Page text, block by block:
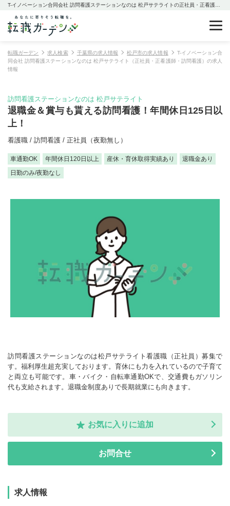
転職ガーデン 求人検索 千葉県の求人情報 松戸市の求人情報
T-イノベーション合
同会社 訪問看護ステーションなのは 松戸サテライト（正社員・正看護師・訪問看護）の求人
情報
訪問看護ステーションなのは 松戸サテライト
退職金＆賞与も貰える訪問看護！年間休日125日以
上！
看護職 / 訪問看護 / 正社員（夜勤無し）
車通勤OK 年間休日120日以上 産休・育休取得実績あり
退職金あり
日勤のみ/夜勤なし
訪問看護ステーションなのは松戸サテライト看護職（正社員）募集で
す。福利厚生超充実しております。育休にも力を入れているので子育て
と両立も可能です。車・バイク・自転車通勤OKで、交通費もガソリン
代も支給されます。退職金制度ありで長期就業にも向きます。
お気に入りに追加
お問合せ
求人情報